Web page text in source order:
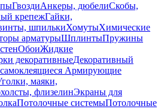
ГвоздиАнкеры, дюбелиСкобы,
крепежГайки,
шпилькиХомутыХимические
арматурыШплинтыПружины
ОбоиЖидкие
декоративныеДекоративный
Армирующие
маяки,
флизелинЭкраны для
Потолочные системыПотолочные